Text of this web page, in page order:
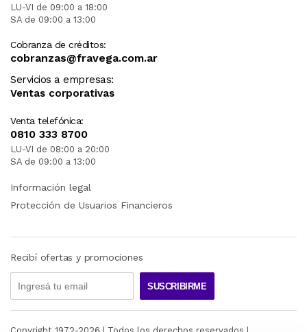
LU-VI de 09:00 a 18:00
SA de 09:00 a 13:00
Cobranza de créditos:
cobranzas@fravega.com.ar
Servicios a empresas:
Ventas corporativas
Venta telefónica:
0810 333 8700
LU-VI de 08:00 a 20:00
SA de 09:00 a 13:00
Información legal
Protección de Usuarios Financieros
Recibí ofertas y promociones
SUSCRIBIRME